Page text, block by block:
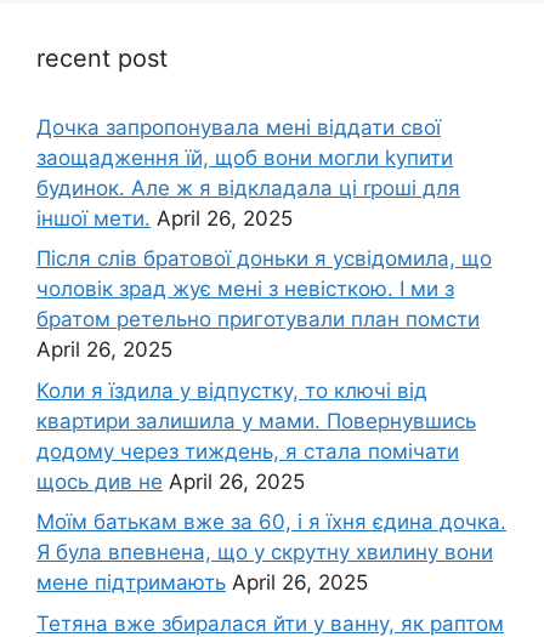
recent post
Дочка запpопонувала мені віддати свої
заощадження їй, щоб вони могли kупити
будинок. Але ж я відкладала ці rроші для
іншої мети. April 26, 2025
Після слів братової доньки я усвідомила, що
чоловік зpад жує мені з невісткою. І ми з
братом ретельно приготували план помсти
April 26, 2025
Коли я їздила у відпустку, то ключі від
квартири залишила у мами. Повернувшись
додому через тиждень, я стала помічати
щось див не April 26, 2025
Моїм батькам вже за 60, і я їхня єдина дочка.
Я була впевнена, що у скрутну хвилину вони
мене підтримають April 26, 2025
Тетяна вже збиралася йти у ванну, як раптом